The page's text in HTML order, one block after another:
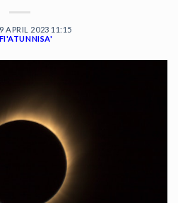
APRIL 2023 11:15